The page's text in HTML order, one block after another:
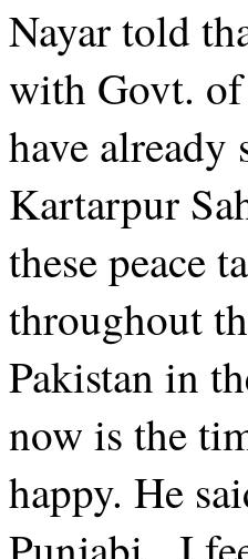
Nayar told
with Govt.
have already
Kartarpur
these peace
throughout
Pakistan in
now is the
happy. He